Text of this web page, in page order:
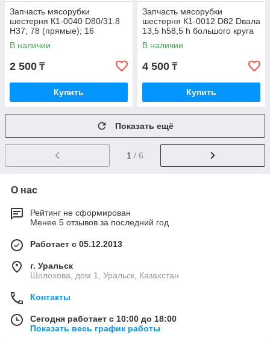
Запчасть мясорубки
шестерня К1-0040 D80/31.8
H37; 78 (прямые); 16
(прямые) # Rainberg
В наличии
2 500 ₸
Купить
Запчасть мясорубки
шестерня К1-0012 D82 Dвала
13,5 h58,5 h большого круга
18,5/ 46зуб. (прямые) Ротор/
#
В наличии
4 500 ₸
Купить
Показать ещё
1 / 6
О нас
Рейтинг не сформирован
Менее 5 отзывов за последний год
Работает с 05.12.2013
г. Уральск
Шолохова, дом 1, Уральск, Казахстан
Контакты
Сегодня работает с 10:00 до 18:00
Показать весь график работы